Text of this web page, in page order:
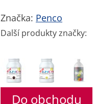
Značka: Penco
Další produkty značky:
Do obchodu